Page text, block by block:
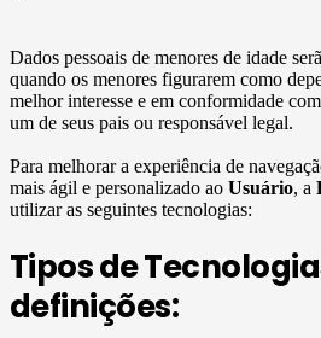
Dados pessoais de menores de idade
quando os menores figurarem como
melhor interesse e em conformidade
um de seus pais ou responsável legal.
Para melhorar a experiência de
mais ágil e personalizado ao Usuário, a
utilizar as seguintes tecnologias:
Tipos de
definições: